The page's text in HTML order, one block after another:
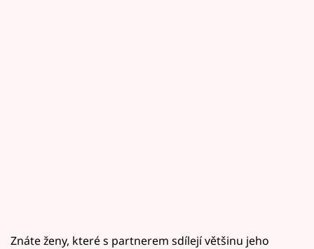
Znáte ženy, které s partnerem sdílejí většinu jeho